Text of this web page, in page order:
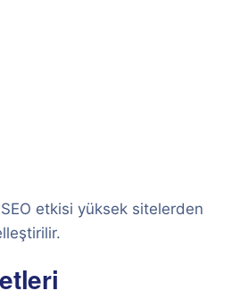
etkisi yüksek sitelerden